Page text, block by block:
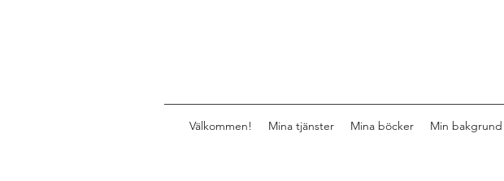
Välkommen! Mina tjänster Mina böcker Min bakgrund